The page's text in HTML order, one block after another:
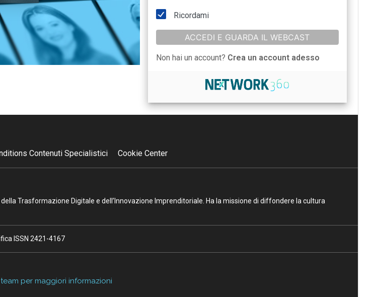
Ricordami
ACCEDI E GUARDA IL WEBCAST
Non hai un account? Crea un account adesso
Contenuti Specialistici Cookie Center
Trasformazione Digitale e dell’Innovazione Imprenditoriale. Ha la missione di diffondere la cultura
ISSN 2421-4167
per maggiori informazioni